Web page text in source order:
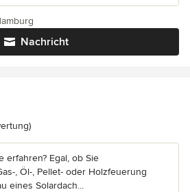
Nachricht
5 von 5 Sternen
erfahren? Egal, ob Sie
, Öl-, Pellet- oder Holzfeuerung
eines Solardach...